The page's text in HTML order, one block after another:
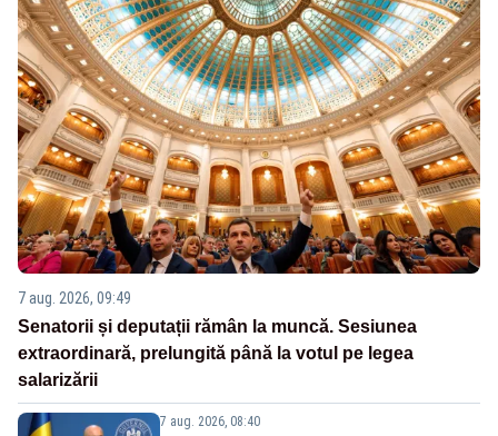
7 aug. 2026, 09:49
Senatorii și deputații rămân la muncă. Sesiunea
extraordinară, prelungită până la votul pe legea
salarizării
7 aug. 2026, 08:40